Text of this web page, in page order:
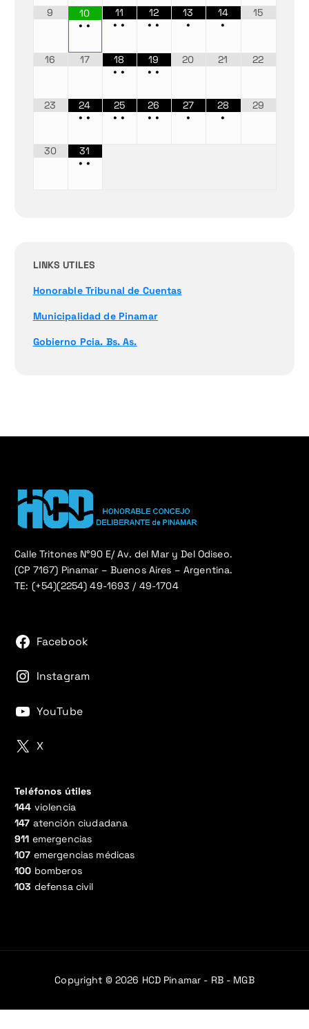
9
10
••
11
••
12
••
13
•
14
•
15
16 17
18
••
19
••
20 21 22
23
24
••
25
••
26
••
27
•
28
•
29
30
31
••
LINKS UTILES
Honorable Tribunal de Cuentas
Municipalidad de Pinamar
Gobierno Pcia. Bs. As.
Calle Tritones N°90 E/ Av. del Mar y Del Odiseo.
(CP 7167) Pinamar – Buenos Aires – Argentina.
TE: (+54)(2254) 49-1693 / 49-1704
Facebook
Instagram
YouTube
X
Teléfonos útiles
144 violencia
147 atención ciudadana
911 emergencias
107 emergencias médicas
100 bomberos
103 defensa civil
Copyright © 2026 HCD Pinamar - RB - MGB